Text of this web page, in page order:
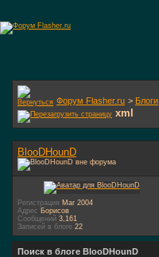
Форум Flasher.ru > Блоги
xml
BlooDHounD
Регистрация Mar 2004
Адрес Борисов
Сообщений 3,161
Записей в блоге 22
Поиск в блоге BlooDHounD